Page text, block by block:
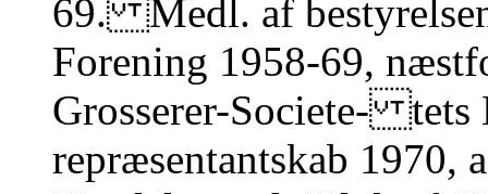
69. Medl. af
Forening 1958-69,
Grosserer-Societe- tets
repræsentantskab 1970,